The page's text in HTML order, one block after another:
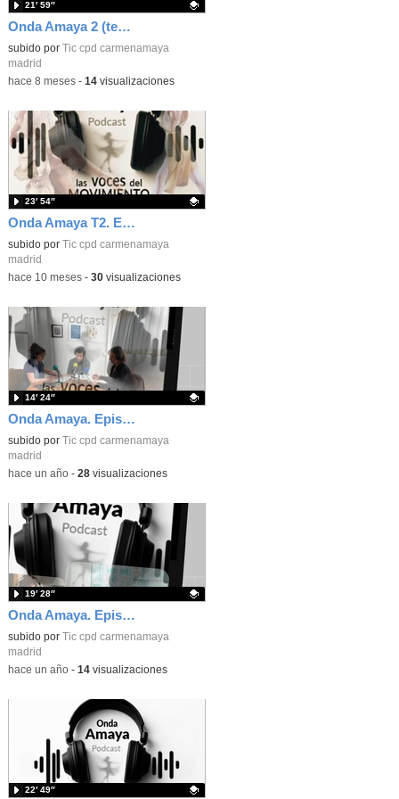
Onda Amaya 2 (temporada 2): "Universo Gades"
Contenido educativo.
subido por Tic cpd carmenamaya
madrid
21′ 59″
-hace 8 meses- 14visualizaciones
Onda Amaya T2. Episodio 1: "Arantxa Argüelles: pasión en puntas".
Contenido educativo.
subido por Tic cpd carmenamaya
madrid
23′ 54″
-hace 10 meses- 30visualizaciones
Onda Amaya. Episodio 3: "Graduación"
Contenido educativo.
subido por Tic cpd carmenamaya
madrid
14′ 24″
-hace un año- 28visualizaciones
Onda Amaya. Episodio 2: "El libro y la danza"
Contenido educativo.
subido por Tic cpd carmenamaya
madrid
19′ 28″
-hace un año- 14visualizaciones
22′ 49″